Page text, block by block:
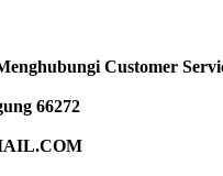
Customer
66272